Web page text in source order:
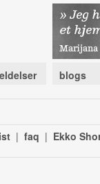
blogs
| faq | Ekko